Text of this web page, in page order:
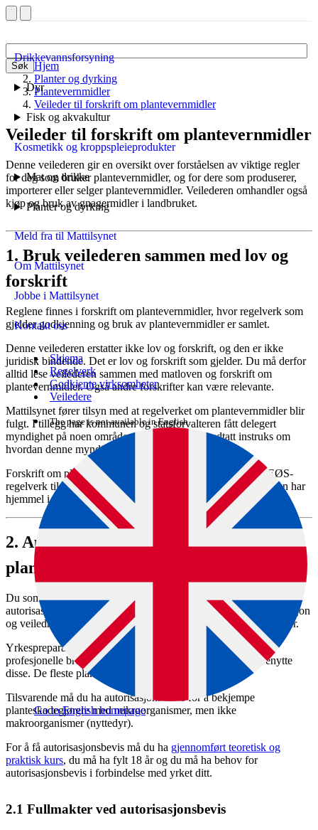
Søk
Drikkevannsforsyning
Dyr
Fisk og akvakultur
Kosmetikk og kroppspleieprodukter
Mat og drikke
Planter og dyrking
Meld fra til Mattilsynet
Om Mattilsynet
Jobbe i Mattilsynet
Kontakt oss
Skjema
Regelverk
Godkjente virksomheter
Veiledere
The page is not available in English.
Go to English homepage
Hjem
Planter og dyrking
Plantevernmidler
Veileder til forskrift om plantevernmidler
Veileder til forskrift om plantevernmidler
Denne veilederen gir en oversikt over forståelsen av viktige regler
for deg som bruker plantevernmidler, og for dere som produserer,
importerer eller selger plantevernmidler. Veilederen omhandler også
kjøp og bruk av gnagermidler i landbruket.
1. Bruk veilederen sammen med lov og
forskrift
Reglene finnes i forskrift om plantevernmidler, hvor regelverk som
gjelder godkjenning og bruk av plantevernmidler er samlet.
Denne veilederen erstatter ikke lov og forskrift, og den er ikke
juridisk bindende. Det er lov og forskrift som gjelder. Du må derfor
alltid lese veilederen sammen med matloven og forskrift om
plantevernmidler. Også andre forskrifter kan være relevante.
Mattilsynet fører tilsyn med at regelverket om plantevernmidler blir
fulgt. I tillegg har kommunen og statsforvalteren fått delegert
myndighet på noen områder. Mattilsynet har vedtatt instruks om
hvordan denne myndigheten skal utøves.
Forskrift om plantevernmidler trådte i kraft i 2015, og gjør EØS-
regelverk til norsk lov på plantevernmiddelområdet. Forskriften har
hjemmel i matloven.
2. Autorisasjonsbevis for
plantevernmidler
Du som skal kjøpe eller bruke yrkespreparater, må ha
autorisasjonsbevis. Det må også du som er ansvarlig for informasjon
og veiledning i forbindelse med salg og bruk av plantevernmidler.
Yrkespreparater er preparater som bare er tillatt å bruke for
profesjonelle brukere. Det er satt krav til opplæring for å benytte
disse. De fleste plantevernmidler er yrkespreparater.
Tilsvarende må du ha autorisasjonsbevis for å bekjempe
planteskadegjørere med mikroorganismer, men ikke
makroorganismer (nyttedyr).
For å få autorisasjonsbevis må du ha gjennomført teoretisk og
praktisk kurs, du må ha fylt 18 år og du må ha behov for
autorisasjonsbevis i forbindelse med yrket ditt.
2.1 Fullmakter ved autorisasjonsbevis